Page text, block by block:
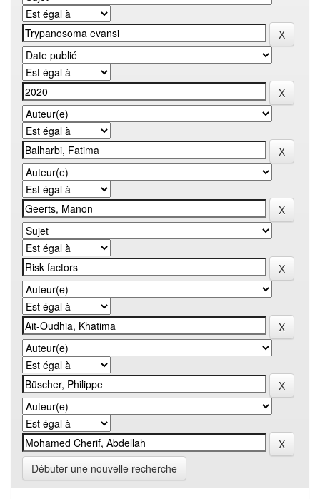
Débuter une nouvelle recherche